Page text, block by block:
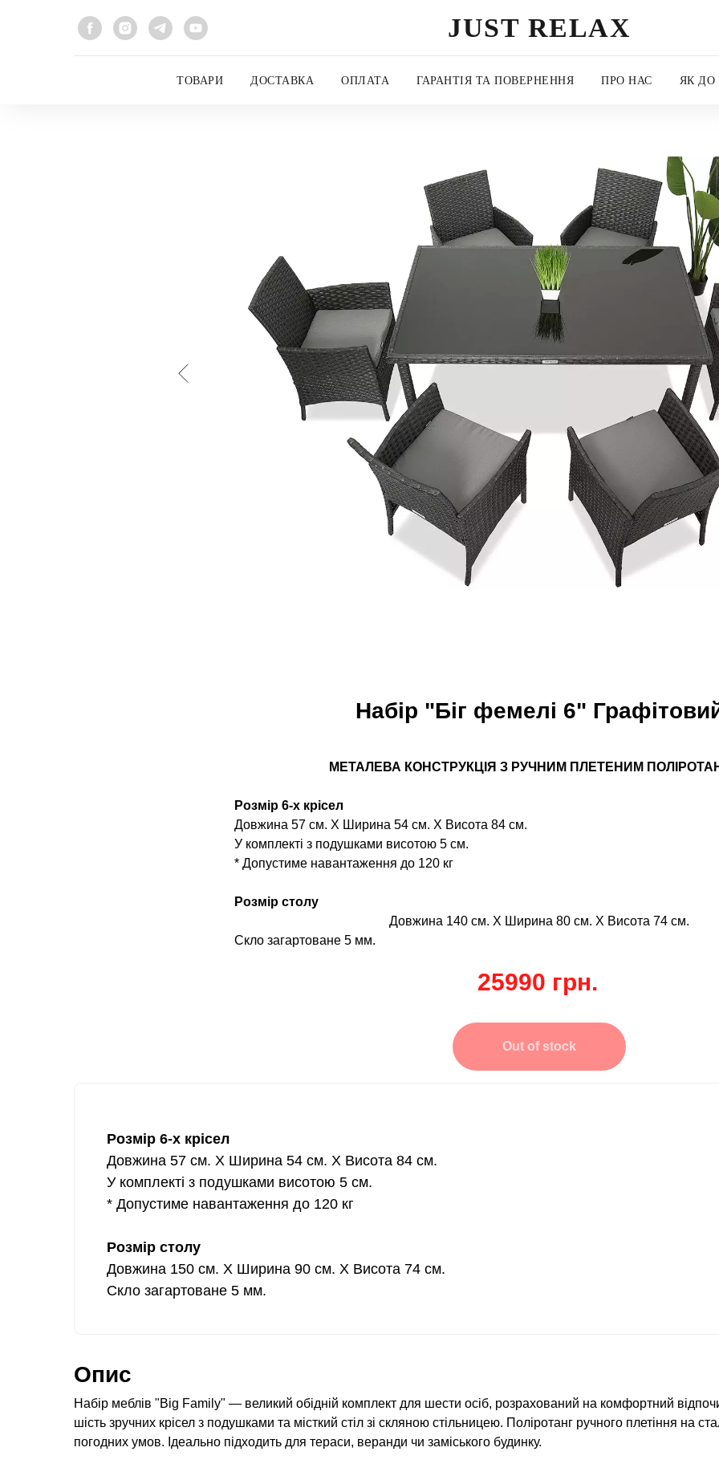
JUST RELAX
ТОВАРИ ДОСТАВКА ОПЛАТА ГАРАНТІЯ ТА ПОВЕРНЕННЯ ПРО НАС ЯК ДО
Набір "Біг фемелі 6"
МЕТАЛЕВА КОНСТРУКЦІЯ З РУЧНИМ ПЛЕТЕНИМ
Розмір 6-х крісел
Довжина 57 см. Х Ширина 54 см. Х Висота 84 см.
У комплекті з подушками висотою 5 см.
* Допустиме навантаження до 120 кг
Розмір столу
Довжина 140 см. Х Ширина 80 см. Х Висота 74 см.
Скло загартоване 5 мм.
25990 грн.
Out of stock
Розмір 6-х крісел
Довжина 57 см. Х Ширина 54 см. Х Висота 84 см.
У комплекті з подушками висотою 5 см.
* Допустиме навантаження до 120 кг
Розмір столу
Довжина 150 см. Х Ширина 90 см. Х Висота 74 см.
Скло загартоване 5 мм.
Опис
Набір меблів "Big Family" — великий обідній комплект для шести осіб, розрахований на комфортний
шість зручних крісел з подушками та місткий стіл зі скляною стільницею. Поліротанг ручного плетіння на
погодних умов. Ідеально підходить для тераси, веранди чи заміського будинку.